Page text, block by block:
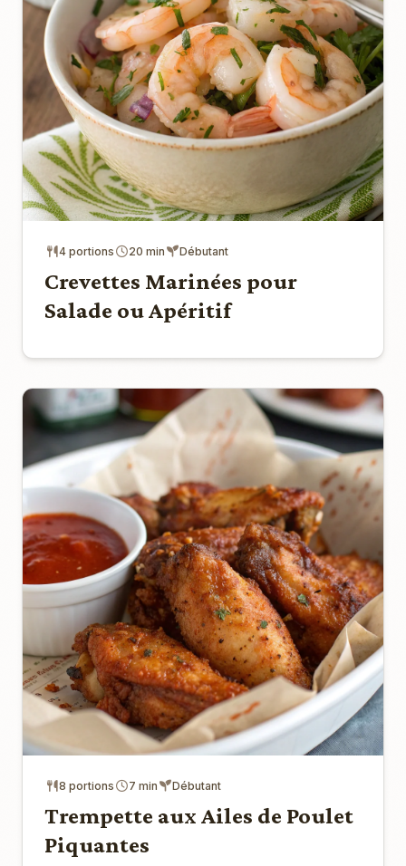
4 portions 20 min Débutant
Crevettes Marinées pour
Salade ou Apéritif
8 portions 7 min Débutant
Trempette aux Ailes de Poulet
Piquantes